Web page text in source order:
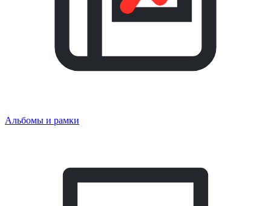
Альбомы и рамки